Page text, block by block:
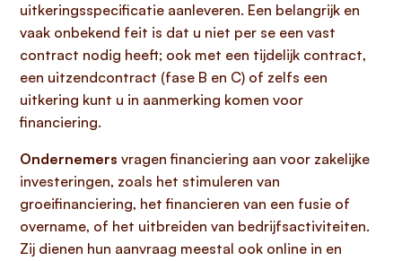
uitkeringsspecificatie aanleveren. Een belangrijk en
vaak onbekend feit is dat u niet per se een vast
contract nodig heeft; ook met een tijdelijk contract,
een uitzendcontract (fase B en C) of zelfs een
uitkering kunt u in aanmerking komen voor
financiering.
Ondernemers vragen financiering aan voor zakelijke
investeringen, zoals het stimuleren van
groeifinanciering, het financieren van een fusie of
overname, of het uitbreiden van bedrijfsactiviteiten.
Zij dienen hun aanvraag meestal ook online in en